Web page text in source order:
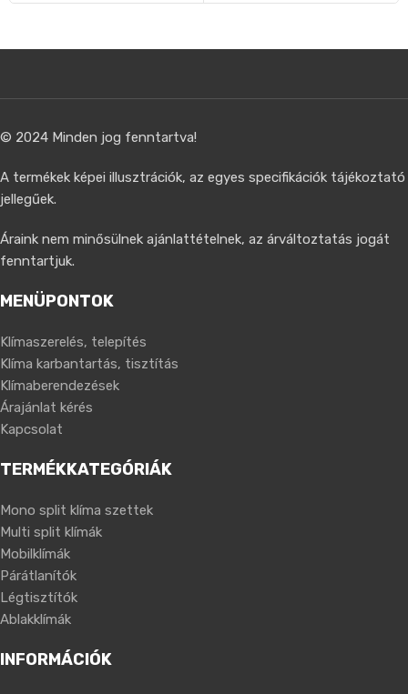
© 2024 Minden jog fenntartva!
A termékek képei illusztrációk, az egyes specifikációk tájékoztató
jellegűek.
Áraink nem minősülnek ajánlattételnek, az árváltoztatás jogát
fenntartjuk.
MENÜPONTOK
Klímaszerelés, telepítés
Klíma karbantartás, tisztítás
Klímaberendezések
Árajánlat kérés
Kapcsolat
TERMÉKKATEGÓRIÁK
Mono split klíma szettek
Multi split klímák
Mobilklímák
Párátlanítók
Légtisztítók
Ablakklímák
INFORMÁCIÓK